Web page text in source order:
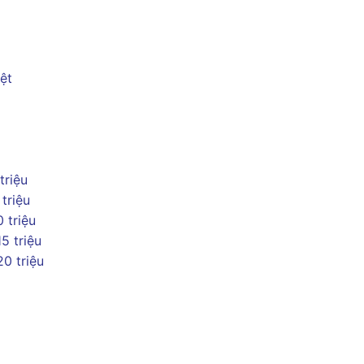
triệu
triệu
triệu